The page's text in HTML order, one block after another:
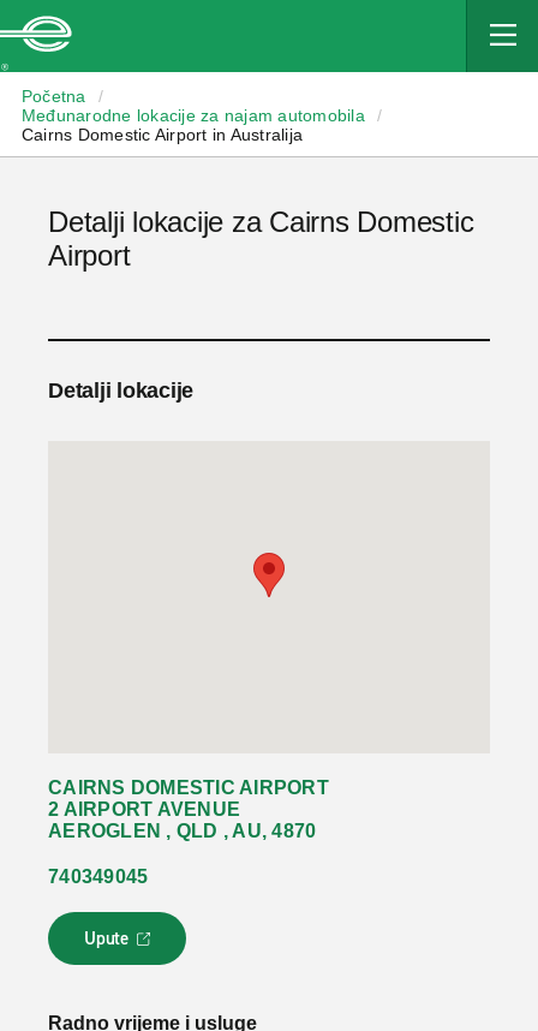
Početna
/
Međunarodne lokacije za najam automobila
/
Cairns Domestic Airport in Australija
Detalji lokacije za Cairns Domestic
Airport
Detalji lokacije
CAIRNS DOMESTIC AIRPORT
2 AIRPORT AVENUE
AEROGLEN , QLD , AU, 4870
740349045
Upute
L
i
k
Radno vrijeme i usluge